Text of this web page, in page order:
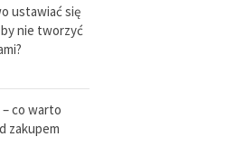
ustawiać się
nie tworzyć
co warto
zakupem